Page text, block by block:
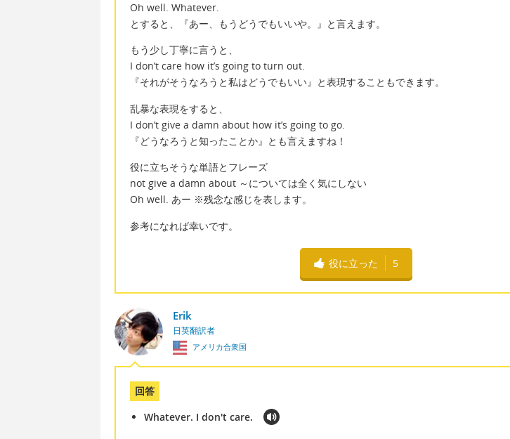
Oh well. Whatever.
とすると、『あー、もうどうでもいいや。』と言えます。
もう少し丁寧に言うと、
I don’t care how it’s going to turn out.
『それがそうなろうと私はどうでもいい』と表現することもできます。
乱暴な表現をすると、
I don’t give a damn about how it’s going to go.
『どうなろうと知ったことか』とも言えますね！
役に立ちそうな単語とフレーズ
not give a damn about ～については全く気にしない
Oh well. あー ※残念な感じを表します。
参考になれば幸いです。
役に立った 5
Erik
日英翻訳者
アメリカ合衆国
回答
Whatever. I don't care.